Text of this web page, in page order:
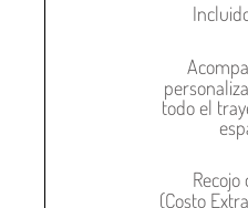
todo el
Recojo
(Costo